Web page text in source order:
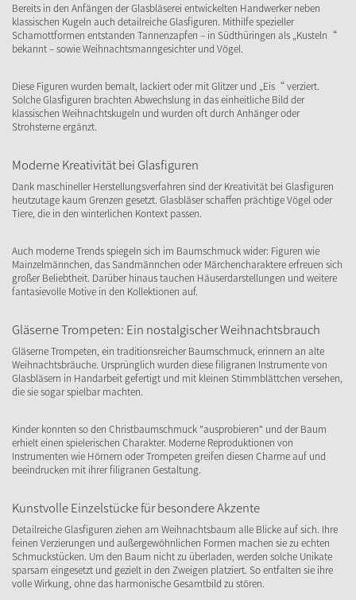
Bereits in den Anfängen der Glasbläserei entwickelten Handwerker neben
klassischen Kugeln auch detailreiche Glasfiguren. Mithilfe spezieller
Schamottformen entstanden Tannenzapfen – in Südthüringen als „Kusteln“
bekannt – sowie Weihnachtsmanngesichter und Vögel.
Diese Figuren wurden bemalt, lackiert oder mit Glitzer und „Eis“ verziert.
Solche Glasfiguren brachten Abwechslung in das einheitliche Bild der
klassischen Weihnachtskugeln und wurden oft durch Anhänger oder
Strohsterne ergänzt.
Moderne Kreativität bei Glasfiguren
Dank maschineller Herstellungsverfahren sind der Kreativität bei Glasfiguren
heutzutage kaum Grenzen gesetzt. Glasbläser schaffen prächtige Vögel oder
Tiere, die in den winterlichen Kontext passen.
Auch moderne Trends spiegeln sich im Baumschmuck wider: Figuren wie
Mainzelmännchen, das Sandmännchen oder Märchencharaktere erfreuen sich
großer Beliebtheit. Darüber hinaus tauchen Häuserdarstellungen und weitere
fantasievolle Motive in den Kollektionen auf.
Gläserne Trompeten: Ein nostalgischer Weihnachtsbrauch
Gläserne Trompeten, ein traditionsreicher Baumschmuck, erinnern an alte
Weihnachtsbräuche. Ursprünglich wurden diese filigranen Instrumente von
Glasbläsern in Handarbeit gefertigt und mit kleinen Stimmblättchen versehen,
die sie sogar spielbar machten.
Kinder konnten so den Christbaumschmuck "ausprobieren" und der Baum
erhielt einen spielerischen Charakter. Moderne Reproduktionen von
Instrumenten wie Hörnern oder Trompeten greifen diesen Charme auf und
beeindrucken mit ihrer filigranen Gestaltung.
Kunstvolle Einzelstücke für besondere Akzente
Detailreiche Glasfiguren ziehen am Weihnachtsbaum alle Blicke auf sich. Ihre
feinen Verzierungen und außergewöhnlichen Formen machen sie zu echten
Schmuckstücken. Um den Baum nicht zu überladen, werden solche Unikate
sparsam eingesetzt und gezielt in den Zweigen platziert. So entfalten sie ihre
volle Wirkung, ohne das harmonische Gesamtbild zu stören.